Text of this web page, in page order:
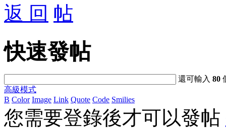
返 回
快速發帖
還可輸入80
高級模式
B Color Image Link Quote Code Smilies
您需要登錄後才可以發帖